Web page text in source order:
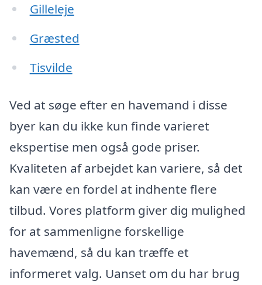
Gilleleje
Græsted
Tisvilde
Ved at søge efter en havemand i disse
byer kan du ikke kun finde varieret
ekspertise men også gode priser.
Kvaliteten af arbejdet kan variere, så det
kan være en fordel at indhente flere
tilbud. Vores platform giver dig mulighed
for at sammenligne forskellige
havemænd, så du kan træffe et
informeret valg. Uanset om du har brug